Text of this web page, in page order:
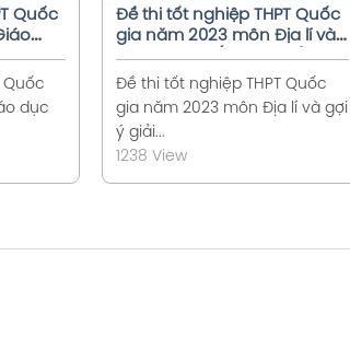
Quốc
ý giải
Quốc
dục
Đề thi tốt nghiệp THPT Quốc
gia năm 2023 môn Địa lí và
gợi ý giải đề (24 mã đề)
Đề thi tốt nghiệp THPT Quốc
gia năm 2023 môn Địa lí và gợi
ý giải...
1238 View